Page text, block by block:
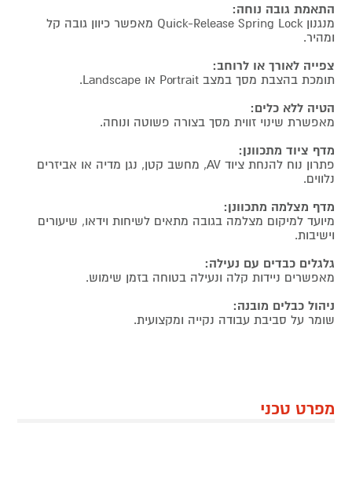
התאמת גובה נוחה:
מנגנון Quick-Release Spring Lock מאפשר כיוון גובה קל
ומהיר.
צפייה לאורך או לרוחב:
תומכת בהצבת מסך במצב Portrait או Landscape.
הטיה ללא כלים:
מאפשרת שינוי זווית מסך בצורה פשוטה ונוחה.
מדף ציוד מתכוונן:
פתרון נוח להנחת ציוד AV, מחשב קטן, נגן מדיה או אביזרים
נלווים.
מדף מצלמה מתכוונן:
מיועד למיקום מצלמה בגובה מתאים לשיחות וידאו, שיעורים
וישיבות.
גלגלים כבדים עם נעילה:
מאפשרים ניידות קלה ונעילה בטוחה בזמן שימוש.
ניהול כבלים מובנה:
שומר על סביבת עבודה נקייה ומקצועית.
מפרט טכני